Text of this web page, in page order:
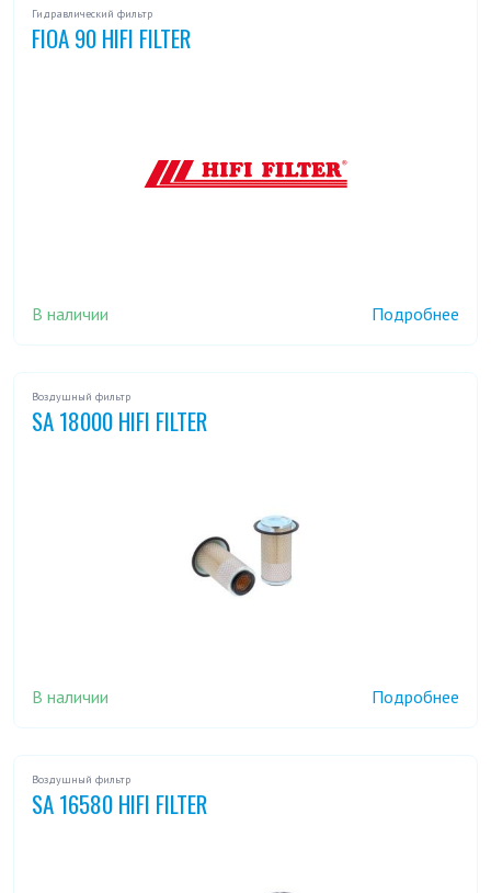
Гидравлический фильтр
FIOA 90 HIFI FILTER
В наличии Подробнее
Воздушный фильтр
SA 18000 HIFI FILTER
В наличии Подробнее
Воздушный фильтр
SA 16580 HIFI FILTER